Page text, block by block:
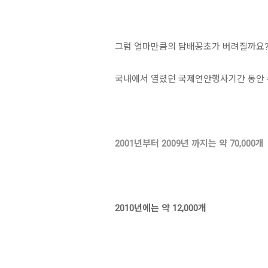
그럼 얼마만큼의 담배꽁초가 버려질까요?
국내에서 열렸던 국제연안행사기간 동안
2001년부터 2009년 까지는 약 70,000개
2010년에는 약 12,000개